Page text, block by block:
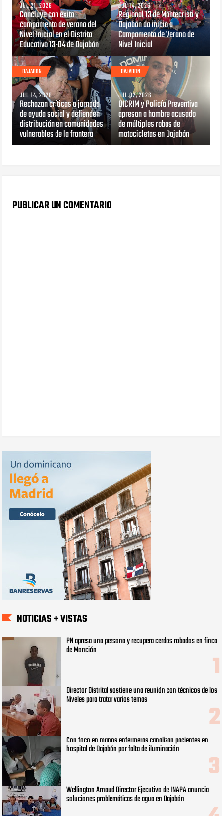
JUL 21, 2026
Concluye con éxito
campamento de verano del
Nivel Inicial en el Distrito
Educativo 13-04 de Dajabón
JUL 14, 2026
Regional 13 de Montecristi y
Dajabón da inicio a
Campamento de Verano de
Nivel Inicial
DAJABON
JUL 14, 2026
Rechazan críticas a jornada
de ayuda social y defienden
distribución en comunidades
vulnerables de la frontera
DAJABON
JUL 02, 2026
DICRIM y Policía Preventiva
apresan a hombre acusado
de múltiples robos de
motocicletas en Dajabón
PUBLICAR UN COMENTARIO
NOTICIAS + VISTAS
PN apresa una persona y recupera cerdos robados en finca
de Monción
Director Distrital sostiene una reunión con técnicos de los
Niveles para tratar varios temas
Con foco en manos enfermeras canalizan pacientes en
hospital de Dajabón por falta de iluminación
Wellington Arnaud Director Ejecutivo de INAPA anuncia
soluciones problemáticas de agua en Dajabón